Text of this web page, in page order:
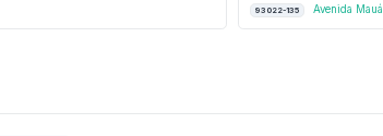
93022-135 Avenida Mauá